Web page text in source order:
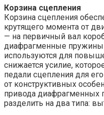
Корзина сцепления
Корзина сцепления
крутящего момента от
— на первичный вал
диафрагменные пружины
используются для
снижается усилие,
педали сцепления для
от конструктивных
привода диафрагменных
разделить на два типа: